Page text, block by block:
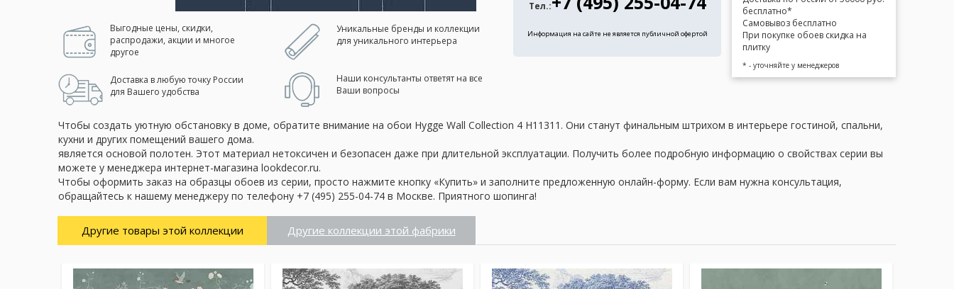
Выгодные цены, скидки,
распродажи, акции и многое
другое
Уникальные бренды и коллекции
для уникального интерьера
Доставка в любую точку России
для Вашего удобства
Наши консультанты ответят на все
Ваши вопросы
Тел.:
Информация на сайте не является публичной офертой
бесплатно*
Самовывоз бесплатно
При покупке обоев скидка на
плитку
* - уточняйте у менеджеров
Чтобы создать уютную обстановку в доме, обратите внимание на обои Hygge Wall Collection 4 H11311. Они станут финальным штрихом в интерьере гостиной, спальни,
кухни и других помещений вашего дома.
является основой полотен. Этот материал нетоксичен и безопасен даже при длительной эксплуатации. Получить более подробную информацию о свойствах серии вы
можете у менеджера интернет-магазина lookdecor.ru.
Чтобы оформить заказ на образцы обоев из серии, просто нажмите кнопку «Купить» и заполните предложенную онлайн-форму. Если вам нужна консультация,
обращайтесь к нашему менеджеру по телефону +7 (495) 255-04-74 в Москве. Приятного шопинга!
Другие товары этой коллекции Другие коллекции этой фабрики